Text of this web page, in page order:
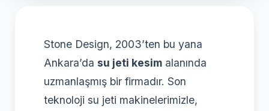
Stone Design, 2003’ten bu yana
Ankara’da su jeti kesim alanında
uzmanlaşmış bir firmadır. Son
teknoloji su jeti makinelerimizle,